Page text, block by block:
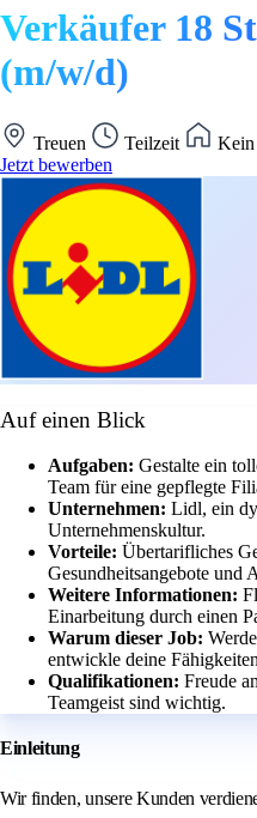
Verkäufer 18
(m/w/d)
Treuen Teilzeit
Kein
Jetzt bewerben
Auf einen Blick
Aufgaben: Gestalte ein
Team für eine gepflegte
Unternehmen: Lidl, ein
Unternehmenskultur.
Vorteile: Übertarifliches
Gesundheitsangebote und
Weitere Informationen:
Einarbeitung durch einen
Warum dieser Job:
entwickle deine
Qualifikationen: Freude
Teamgeist sind wichtig.
Einleitung
Wir finden, unsere Kunden